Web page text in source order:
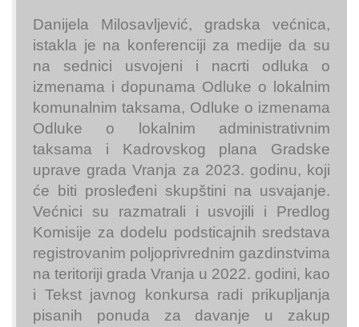
Danijela Milosavljević, gradska većnica,
istakla je na konferenciji za medije da su
na sednici usvojeni i nacrti odluka o
izmenama i dopunama Odluke o lokalnim
komunalnim taksama, Odluke o izmenama
Odluke o lokalnim administrativnim
taksama i Kadrovskog plana Gradske
uprave grada Vranja za 2023. godinu, koji
će biti prosleđeni skupštini na usvajanje.
Većnici su razmatrali i usvojili i Predlog
Komisije za dodelu podsticajnih sredstava
registrovanim poljoprivrednim gazdinstvima
na teritoriji grada Vranja u 2022. godini, kao
i Tekst javnog konkursa radi prikupljanja
pisanih ponuda za davanje u zakup